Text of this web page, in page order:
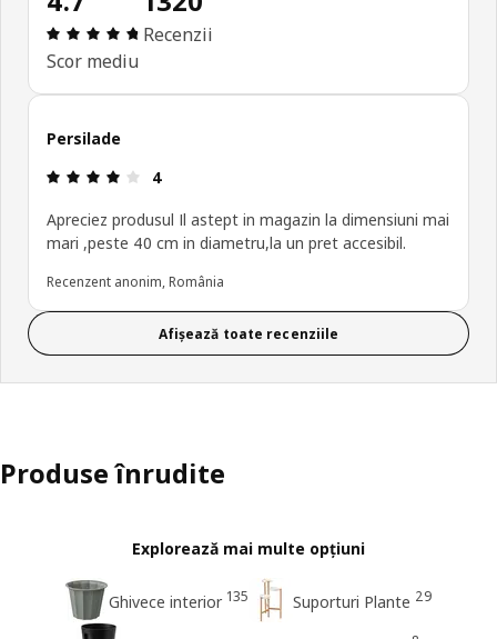
Prezentare generală: 4.7 din 5 stele Total
Scor mediu
Recenzii
Persilade
Prezentare generală: 4 din 5 stele
4
Apreciez produsul Il astept in magazin la dimensiuni mai
mari ,peste 40 cm in diametru,la un pret accesibil.
Recenzent anonim, România
Afișează toate recenziile
Produse înrudite
Explorează mai multe opțiuni
Ghivece interior 135 Suporturi Plante 29